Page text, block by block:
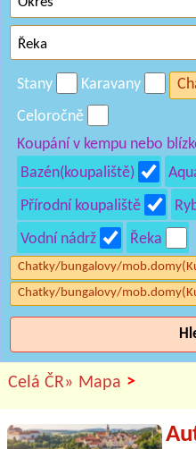
Stany Karavany
Celoročně
Koupání v kempu nebo
Bazén(koupaliště)
Přírodní koupaliště
Vodní nádrž
Řeka
Chatky/bungalovy/
Chatky/bungalovy/
Celá ČR» Mapa >